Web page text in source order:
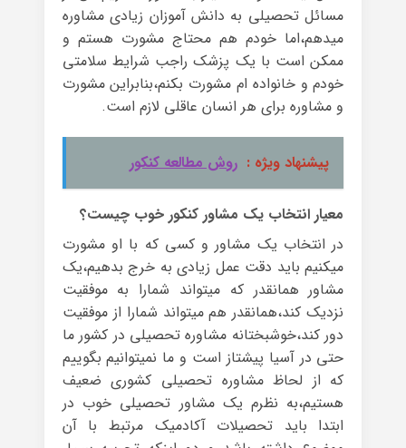
مسائل تحصیلی به دانش آموزان زیادی مشاوره
میدهم،اما خودم هم محتاج مشورت هستم و
ممکن است با یک پزشک راجب شرایط سلامتی
خودم و خانواده ام مشورت بکنم،بنابراین مشورت
و مشاوره برای هر انسان عاقلی لازم است.
پیشنهاد ویژه : روش مطالعه کنکور
معیار انتخاب یک مشاور کنکور خوب چیست؟
در انتخاب یک مشاور و کسی که با او مشورت
میکنیم باید دقت عمل زیادی به خرج بدهیم،یک
مشاور همانقدر که میتواند شمارا به موفقیت
نزدیک کند،همانقدر هم میتواند شمارا از موفقیت
دور کند،خوشبختانه مشاوره تحصیلی در کشور ما
حتی در آسیا پیشتاز است و ما نمیتوانیم بگوییم
که از لحاظ مشاوره تحصیلی کشوری ضعیف
هستیم،به نظرم یک مشاور تحصیلی خوب در
ابتدا باید تحصیلات آکادمیک مرتبط با آن